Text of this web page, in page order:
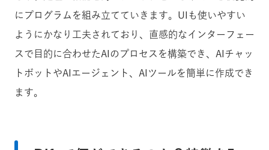
にプログラムを組み立てていきます。UIも使いやすい
ようにかなり工夫されており、直感的なインターフェー
スで目的に合わせたAIのプロセスを構築でき、AIチャッ
トボットやAIエージェント、AIツールを簡単に作成でき
ます。